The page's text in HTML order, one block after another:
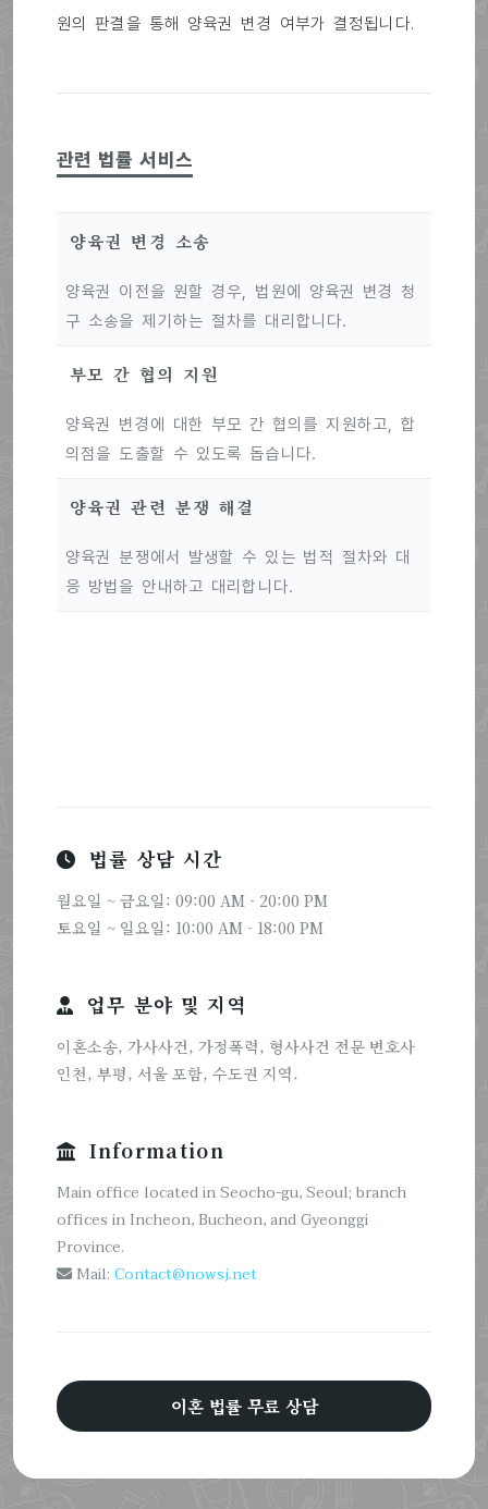
원의 판결을 통해 양육권 변경 여부가 결정됩니다.
관련 법률 서비스
양육권 변경 소송
양육권 이전을 원할 경우, 법원에 양육권 변경 청
구 소송을 제기하는 절차를 대리합니다.
부모 간 협의 지원
양육권 변경에 대한 부모 간 협의를 지원하고, 합
의점을 도출할 수 있도록 돕습니다.
양육권 관련 분쟁 해결
양육권 분쟁에서 발생할 수 있는 법적 절차와 대
응 방법을 안내하고 대리합니다.
법률 상담 시간
월요일 ~ 금요일: 09:00 AM - 20:00 PM
토요일 ~ 일요일: 10:00 AM - 18:00 PM
업무 분야 및 지역
이혼소송, 가사사건, 가정폭력, 형사사건 전문 변호사
인천, 부평, 서울 포함, 수도권 지역.
Information
Main office located in Seocho-gu, Seoul; branch
offices in Incheon, Bucheon, and Gyeonggi
Province.
Mail: Contact@nowsj.net
이혼 법률 무료 상담